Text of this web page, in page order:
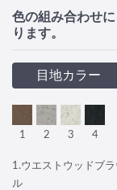
色の組み合わせ
ります。
目地カラー
1 2 3 4
1.ウエストウッドブ
ル